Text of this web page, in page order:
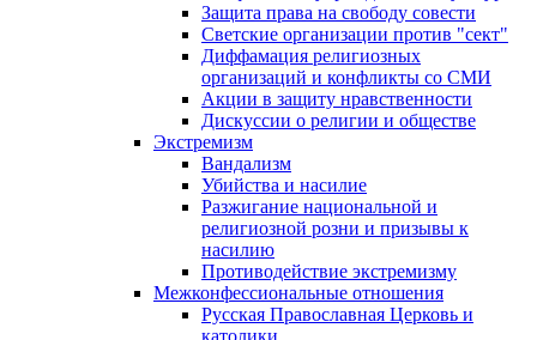
Защита права на свободу совести
Светские организации против "сект"
Диффамация религиозных
организаций и конфликты со СМИ
Акции в защиту нравственности
Дискуссии о религии и обществе
Экстремизм
Вандализм
Убийства и насилие
Разжигание национальной и
религиозной розни и призывы к
насилию
Противодействие экстремизму
Межконфессиональные отношения
Русская Православная Церковь и
католики